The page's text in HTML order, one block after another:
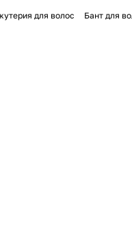
для волос Бант для